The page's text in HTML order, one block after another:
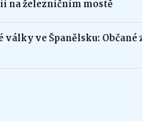
na železničním mostě
války ve Španělsku: Občané